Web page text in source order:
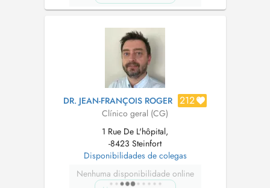
DR. JEAN-FRANÇOIS ROGER 212
Clínico geral (CG)
1 Rue De L'hôpital,
-8423 Steinfort
Disponibilidades de colegas
Nenhuma disponibilidade online